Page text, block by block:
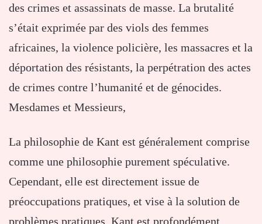
des crimes et assassinats de masse. La brutalité
s’était exprimée par des viols des femmes
africaines, la violence policière, les massacres et la
déportation des résistants, la perpétration des actes
de crimes contre l’humanité et de génocides.
Mesdames et Messieurs,
La philosophie de Kant est généralement comprise
comme une philosophie purement spéculative.
Cependant, elle est directement issue de
préoccupations pratiques, et vise à la solution de
problèmes pratiques. Kant est profondément